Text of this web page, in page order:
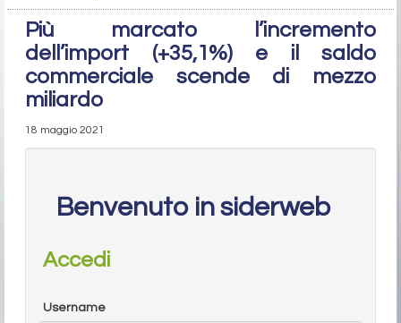
Più marcato l’incremento
dell’import (+35,1%) e il saldo
commerciale scende di mezzo
miliardo
18 maggio 2021
Benvenuto in siderweb
Accedi
Username